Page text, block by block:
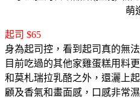
起司 $65
身為起司控，看到起司真的無
目前吃過的其他家雞蛋糕用料更
和莫札瑞拉乳酪之外，還灑上
顧及香氣和畫面感，口感非常